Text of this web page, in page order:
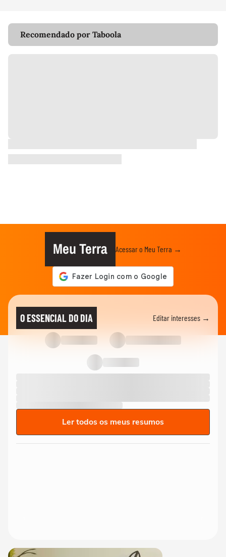
Recomendado por Taboola
Meu Terra Acessar o Meu Terra →
O ESSENCIAL DO DIA Editar interesses →
Ler todos os meus resumos